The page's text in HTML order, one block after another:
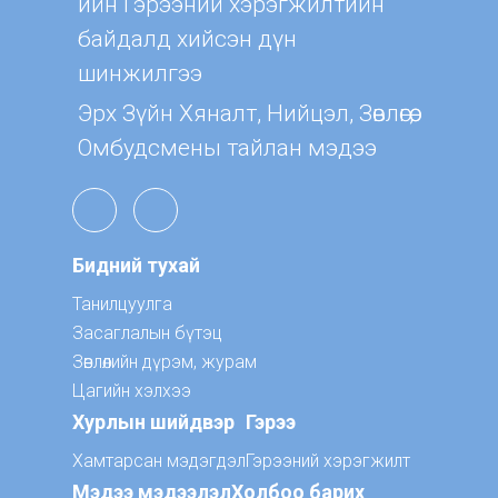
байдалд хийсэн дүн
шинжилгээ
Эрх Зүйн Хяналт, Нийцэл, Зөвлөгөө,
Омбудсмены тайлан мэдээ
Бидний тухай
Танилцуулга
Засаглалын бүтэц
Зөвлөлийн дүрэм, журам
Цагийн хэлхээ
Хурлын шийдвэр
Хамтарсан мэдэгдэл
Гэрээ
Гэрээний хэрэгжилт
Мэдээ мэдээлэлХолбоо барих